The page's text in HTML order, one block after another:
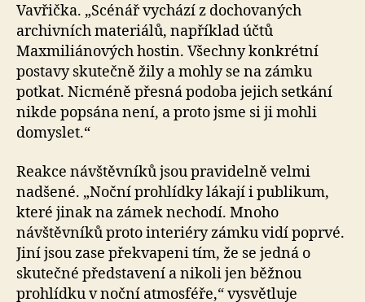
Vavřička. „Scénář vychází z dochovaných
archivních materiálů, například účtů
Maxmiliánových hostin. Všechny konkrétní
postavy skutečně žily a mohly se na zámku
potkat. Nicméně přesná podoba jejich setkání
nikde popsána není, a proto jsme si ji mohli
domyslet.“
Reakce návštěvníků jsou pravidelně velmi
nadšené. „Noční prohlídky lákají i publikum,
které jinak na zámek nechodí. Mnoho
návštěvníků proto interiéry zámku vidí poprvé.
Jiní jsou zase překvapeni tím, že se jedná o
skutečné představení a nikoli jen běžnou
prohlídku v noční atmosféře,“ vysvětluje